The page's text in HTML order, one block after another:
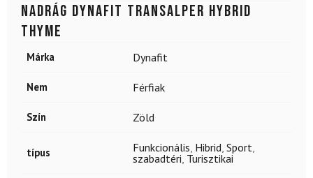
Nadrág DYNAFIT Transalper Hybrid
Thyme
Márka Dynafit
Nem Férfiak
Szín Zöld
típus Funkcionális Hibrid Sport
szabadtéri Turisztikai